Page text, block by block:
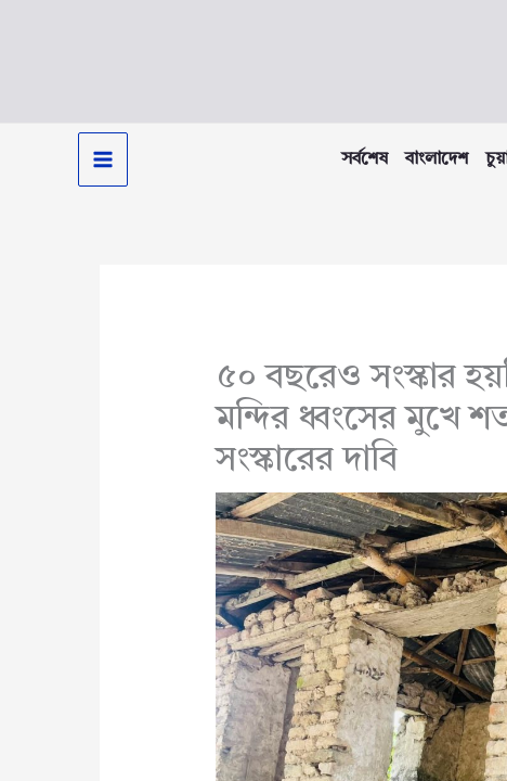
সর্বশেষ বাংলাদেশ
৫০ বছরেও সংস্কার
মন্দির ধ্বংসের মুখে
সংস্কারের দাবি